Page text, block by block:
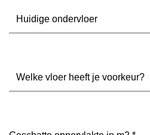
Ondervloer (Vereist)
Welke
Geschatte